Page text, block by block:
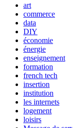
art
commerce
data
DIY
économie
énergie
enseignement
formation
french tech
insertion
institution
les internets
logement
loisirs